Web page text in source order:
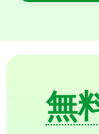
苦手なと
ばでサポ
無